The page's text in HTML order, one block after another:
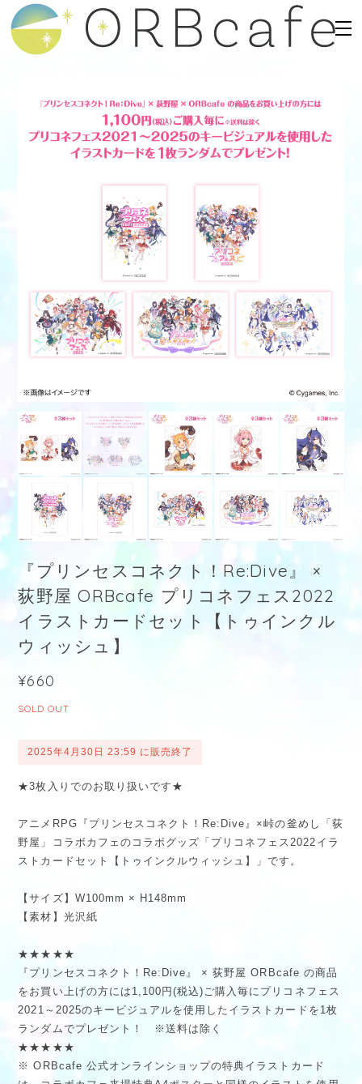
『プリンセスコネクト！Re:Dive』 ×
荻野屋 ORBcafe プリコネフェス2022
イラストカードセット【トゥインクル
ウィッシュ】
¥660
SOLD OUT
2025年4月30日 23:59 に販売終了
★3枚入りでのお取り扱いです★
アニメRPG『プリンセスコネクト！Re:Dive』×峠の釜めし「荻
野屋」コラボカフェのコラボグッズ「プリコネフェス2022イラ
ストカードセット【トゥインクルウィッシュ】」です。
【サイズ】W100mm × H148mm
【素材】光沢紙
★★★★★
『プリンセスコネクト！Re:Dive』 × 荻野屋 ORBcafe の商品
をお買い上げの方には1,100円(税込)ご購入毎にプリコネフェス
2021～2025のキービジュアルを使用したイラストカードを1枚
ランダムでプレゼント！ ※送料は除く
★★★★★
※ ORBcafe 公式オンラインショップの特典イラストカード